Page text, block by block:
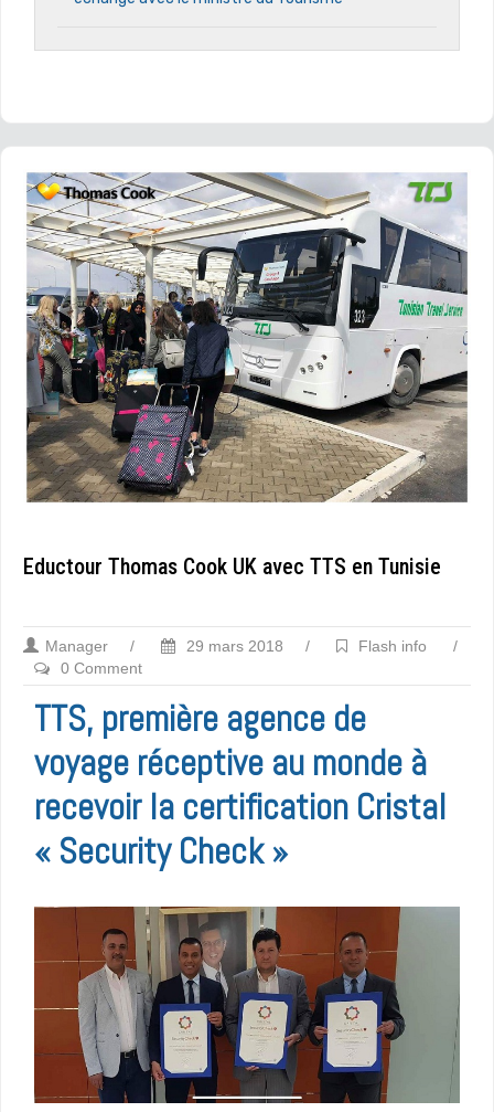
Eductour Thomas Cook UK avec TTS en Tunisie
Manager / 29 mars 2018 / Flash info
/
0 Comment
TTS, première agence de
voyage réceptive au monde à
recevoir la certification Cristal
« Security Check »